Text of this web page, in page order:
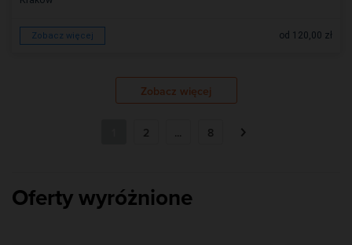
Zobacz więcej od 120,00 zł
Zobacz więcej
2 ... 8
Oferty wyróżnione